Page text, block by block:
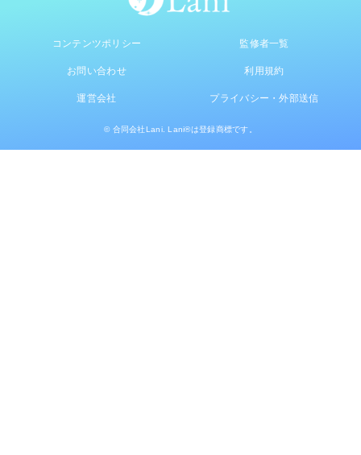
コンテンツポリシー 監修者一覧
お問い合わせ 利用規約
運営会社 プライバシー・外部送信
© 合同会社Lani. Lani®は登録商標です。